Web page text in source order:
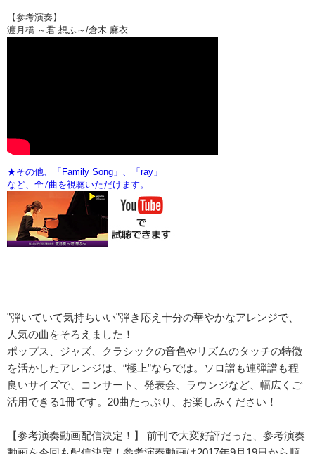
”弾いていて気持ちいい”弾き応え十分の華やかなアレンジで、
人気の曲をそろえました！
ポップス、ジャズ、クラシックの音色やリズムのタッチの特徴
を活かしたアレンジは、“極上”ならでは。ソロ譜も連弾譜も程
良いサイズで、コンサート、発表会、ラウンジなど、幅広くご
活用できる1冊です。20曲たっぷり、お楽しみください！
【参考演奏動画配信決定！】 前刊で大変好評だった、参考演奏